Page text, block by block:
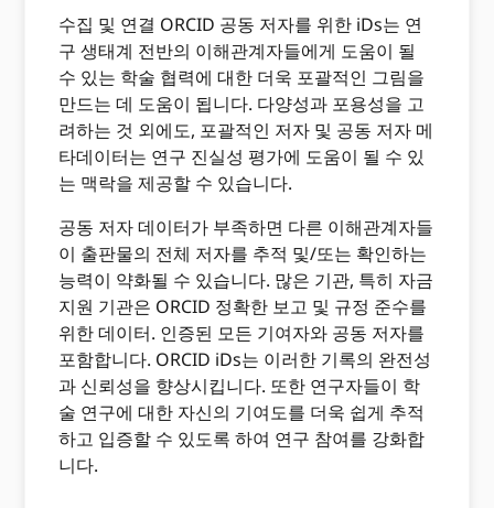
수집 및 연결 ORCID 공동 저자를 위한 iDs는 연
구 생태계 전반의 이해관계자들에게 도움이 될
수 있는 학술 협력에 대한 더욱 포괄적인 그림을
만드는 데 도움이 됩니다. 다양성과 포용성을 고
려하는 것 외에도, 포괄적인 저자 및 공동 저자 메
타데이터는 연구 진실성 평가에 도움이 될 수 있
는 맥락을 제공할 수 있습니다.
공동 저자 데이터가 부족하면 다른 이해관계자들
이 출판물의 전체 저자를 추적 및/또는 확인하는
능력이 약화될 수 있습니다. 많은 기관, 특히 자금
지원 기관은 ORCID 정확한 보고 및 규정 준수를
위한 데이터. 인증된 모든 기여자와 공동 저자를
포함합니다. ORCID iDs는 이러한 기록의 완전성
과 신뢰성을 향상시킵니다. 또한 연구자들이 학
술 연구에 대한 자신의 기여도를 더욱 쉽게 추적
하고 입증할 수 있도록 하여 연구 참여를 강화합
니다.